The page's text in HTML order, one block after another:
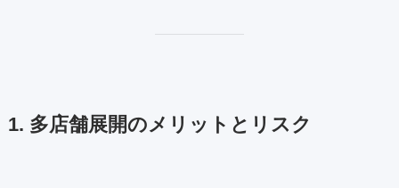
1. 多店舗展開のメリットとリスク